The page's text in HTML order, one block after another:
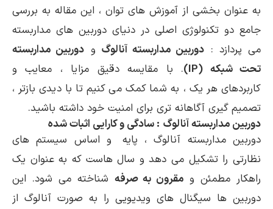
به عنوان بخشی از آموزش های توان ، این مقاله به بررسی
جامع دو تکنولوژی اصلی در دنیای دوربین های مداربسته
می پردازد : دوربین مداربسته آنالوگ و دوربین مداربسته
تحت شبکه (IP)
. با مقایسه دقیق مزایا ، معایب و
کاربردهای هر یک ، به شما کمک می کنیم تا با دیدی بازتر ،
تصمیم گیری آگاهانه تری برای امنیت خود داشته باشید.
دوربین مداربسته آنالوگ : سادگی و کارایی اثبات شده
دوربین مداربسته آنالوگ ، پایه و اساس سیستم های
نظارتی را تشکیل می دهد و سال هاست که به عنوان یک
راهکار مطمئن و مقرون به صرفه شناخته می شود. این
دوربین ها سیگنال های ویدیویی را به صورت آنالوگ از